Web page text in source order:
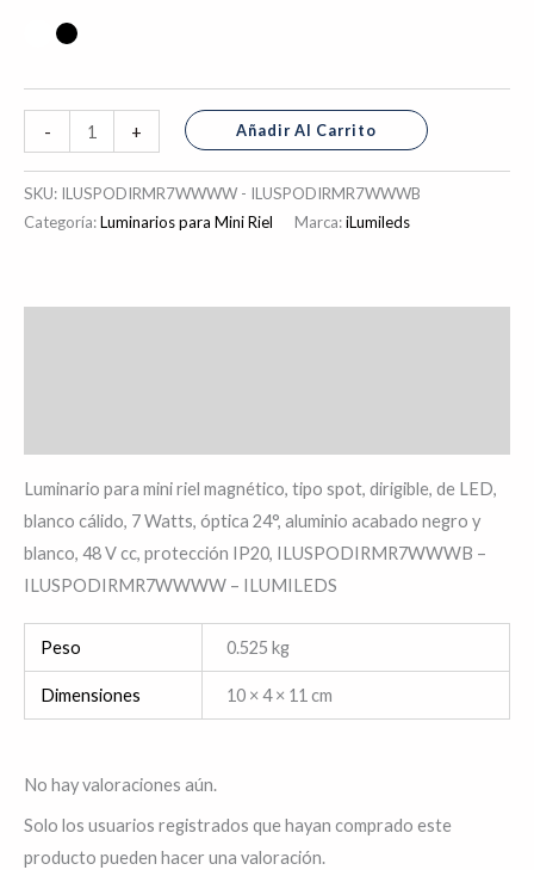
- + Añadir Al Carrito
SKU: ILUSPODIRMR7WWWW - ILUSPODIRMR7WWWB
Categoría:Luminarios para Mini Riel Marca:iLumileds
Luminario para mini riel magnético, tipo spot, dirigible, de LED,
blanco cálido, 7 Watts, óptica 24°, aluminio acabado negro y
blanco, 48 V cc, protección IP20, ILUSPODIRMR7WWWB –
ILUSPODIRMR7WWWW – ILUMILEDS
Peso 0.525 kg
Dimensiones 10 × 4 × 11 cm
No hay valoraciones aún.
Solo los usuarios registrados que hayan comprado este
producto pueden hacer una valoración.